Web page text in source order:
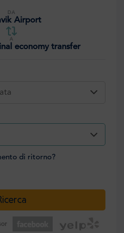
DA
Airport
A
economy transfer
di ritorno?